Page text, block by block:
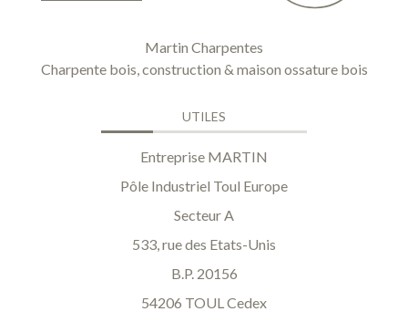
Martin Charpentes
Charpente bois, construction & maison ossature bois
UTILES
Entreprise MARTIN
Pôle Industriel Toul Europe
Secteur A
533, rue des Etats-Unis
B.P. 20156
54206 TOUL Cedex